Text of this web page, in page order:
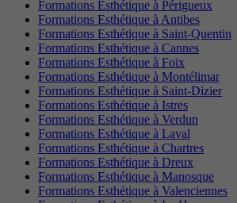
Formations Esthétique à Périgueux
Formations Esthétique à Antibes
Formations Esthétique à Saint-Quentin
Formations Esthétique à Cannes
Formations Esthétique à Foix
Formations Esthétique à Montélimar
Formations Esthétique à Saint-Dizier
Formations Esthétique à Istres
Formations Esthétique à Verdun
Formations Esthétique à Laval
Formations Esthétique à Chartres
Formations Esthétique à Dreux
Formations Esthétique à Manosque
Formations Esthétique à Valenciennes